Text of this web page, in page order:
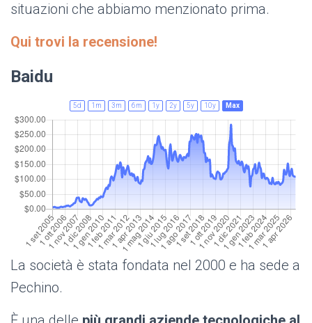
situazioni che abbiamo menzionato prima.
Qui trovi la recensione!
Baidu
5d 1m 3m 6m 1y 2y 5y 10y Max
La società è stata fondata nel 2000 e ha sede a
Pechino.